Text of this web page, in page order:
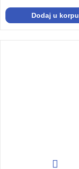
Dodaj u korpu